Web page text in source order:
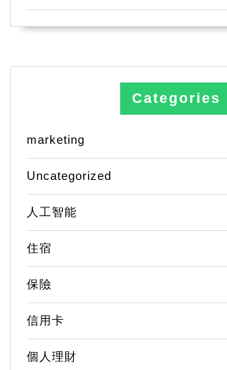
Categories
marketing
Uncategorized
人工智能
住宿
保險
信用卡
個人理財